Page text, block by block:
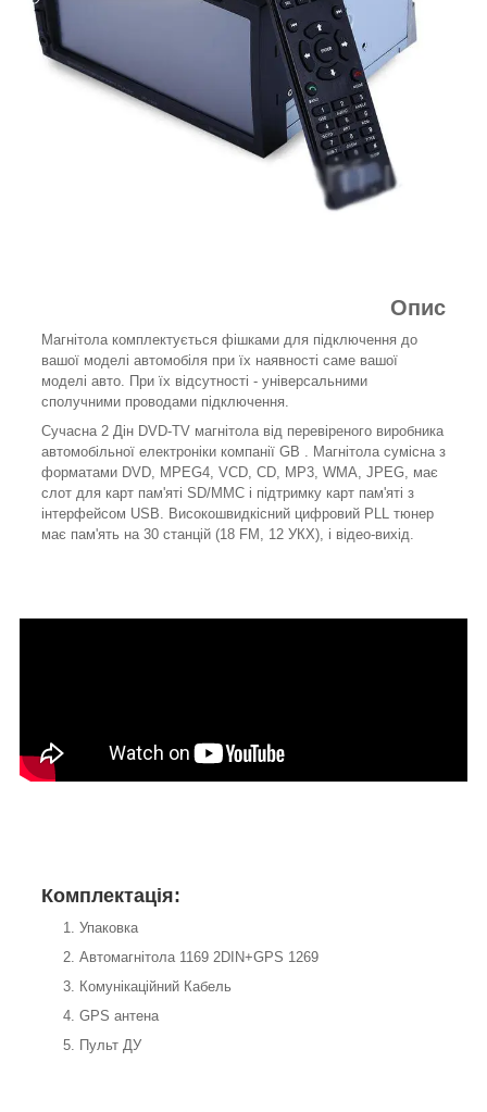
Опис
Магнітола комплектується фішками для підключення до
вашої моделі автомобіля при їх наявності саме вашої
моделі авто. При їх відсутності - універсальними
сполучними проводами підключення.
Сучасна 2 Дін DVD-TV магнітола від перевіреного виробника
автомобільної електроніки компанії GB . Магнітола сумісна з
форматами DVD, MPEG4, VCD, CD, MP3, WMA, JPEG, має
слот для карт пам'яті SD/MMC і підтримку карт пам'яті з
інтерфейсом USB. Високошвидкісний цифровий PLL тюнер
має пам'ять на 30 станцій (18 FM, 12 УКХ), і відео-вихід.
Комплектація:
Упаковка
Автомагнітола 1169 2DIN+GPS 1269
Комунікаційний Кабель
GPS антена
Пульт ДУ